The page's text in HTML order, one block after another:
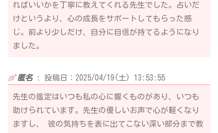
ればいいかを丁寧に教えてくれる先生でした。占いだ
けというより、心の成長をサポートしてもらった感
じ。前より少しだけ、自分に自信が持てるようになり
ました。
匿名: 投稿日：2025/04/19(土) 13:53:55
先生の鑑定はいつも私の心に響くものがあり、いつも
助けられています。先生の優しいお声で心が軽くなり
ますし、 彼の気持ちを表に出てこない深い部分まで教